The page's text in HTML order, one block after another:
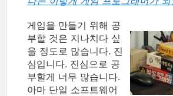
게임을 만들기 위해 공
부할 것은 지나치다 싶
을 정도로 많습니다. 진
심입니다. 진심으로 공
부할게 너무 많습니다.
아마 단일 소프트웨어